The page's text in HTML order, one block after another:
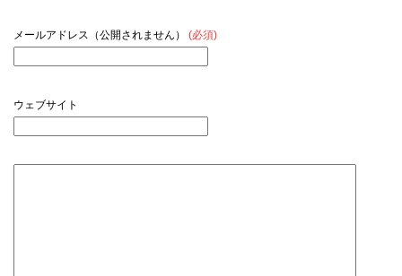
メールアドレス（公開されません） (必須)
ウェブサイト